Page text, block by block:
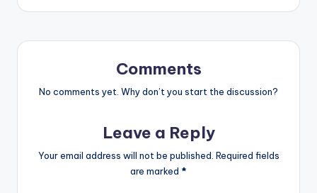
Comments
No comments yet. Why don’t you start the discussion?
Leave a Reply
Your email address will not be published. Required fields
are marked *